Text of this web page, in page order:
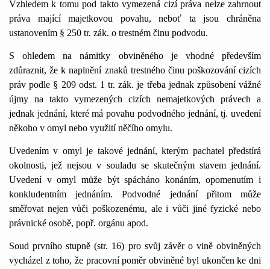
Vzhledem k tomu pod takto vymezená cizí práva nelze zahrnout
práva mající majetkovou povahu, neboť ta jsou chráněna
ustanovením § 250 tr. zák. o trestném činu podvodu.
S ohledem na námitky obviněného je vhodné především
zdůraznit, že k naplnění znaků trestného činu poškozování cizích
práv podle § 209 odst. 1 tr. zák. je třeba jednak způsobení vážné
újmy na takto vymezených cizích nemajetkových právech a
jednak jednání, které má povahu podvodného jednání, tj. uvedení
někoho v omyl nebo využití něčího omylu.
Uvedením v omyl je takové jednání, kterým pachatel předstírá
okolnosti, jež nejsou v souladu se skutečným stavem jednání.
Uvedení v omyl může být spácháno konáním, opomenutím i
konkludentním jednáním. Podvodné jednání přitom může
směřovat nejen vůči poškozenému, ale i vůči jiné fyzické nebo
právnické osobě, popř. orgánu apod.
Soud prvního stupně (str. 16) pro svůj závěr o vině obviněných
vycházel z toho, že pracovní poměr obviněné byl ukončen ke dni